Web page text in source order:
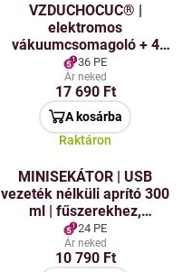
VZDUCHOCUC® |
elektromos
vákuumcsomagoló + 4
zsák és ingyenes borzár |
SOUS-VIDE & ismételt
használat
36 PE
Ár neked
17 690 Ft
A kosárba
Raktáron
MINISEKÁTOR | USB
vezeték nélküli aprító 300
ml | fűszerekhez,
hagymához &
fokhagymához |
újratölthető mini mixer
24 PE
Ár neked
10 790 Ft